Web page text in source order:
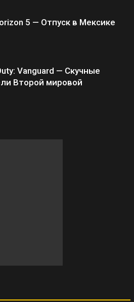
5 — Отпуск в Мексике
Vanguard — Скучные
Второй мировой